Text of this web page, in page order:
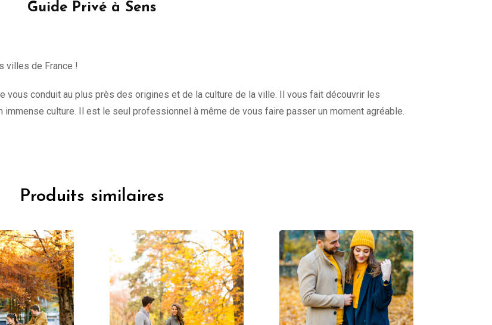
Guide Privé à Sens
villes de France !
vous conduit au plus près des origines et de la culture de la ville. Il vous fait découvrir les
immense culture. Il est le seul professionnel à même de vous faire passer un moment agréable.
Produits similaires